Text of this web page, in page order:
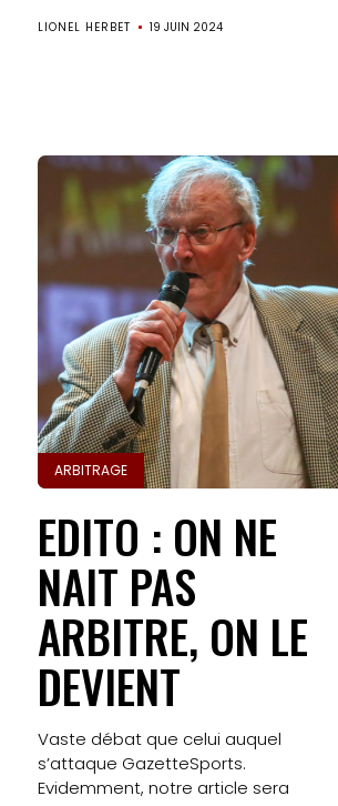
LIONEL HERBET 19 JUIN 2024
ARBITRAGE
EDITO : ON NE
NAIT PAS
ARBITRE, ON LE
DEVIENT
Vaste débat que celui auquel
s’attaque GazetteSports.
Evidemment, notre article sera